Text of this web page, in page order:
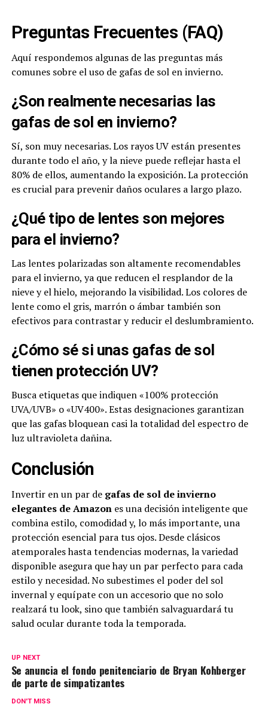
Preguntas Frecuentes (FAQ)
Aquí respondemos algunas de las preguntas más
comunes sobre el uso de gafas de sol en invierno.
¿Son realmente necesarias las
gafas de sol en invierno?
Sí, son muy necesarias. Los rayos UV están presentes
durante todo el año, y la nieve puede reflejar hasta el
80% de ellos, aumentando la exposición. La protección
es crucial para prevenir daños oculares a largo plazo.
¿Qué tipo de lentes son mejores
para el invierno?
Las lentes polarizadas son altamente recomendables
para el invierno, ya que reducen el resplandor de la
nieve y el hielo, mejorando la visibilidad. Los colores de
lente como el gris, marrón o ámbar también son
efectivos para contrastar y reducir el deslumbramiento.
¿Cómo sé si unas gafas de sol
tienen protección UV?
Busca etiquetas que indiquen «100% protección
UVA/UVB» o «UV400». Estas designaciones garantizan
que las gafas bloquean casi la totalidad del espectro de
luz ultravioleta dañina.
Conclusión
Invertir en un par de gafas de sol de invierno
elegantes de Amazones una decisión inteligente que
combina estilo, comodidad y, lo más importante, una
protección esencial para tus ojos. Desde clásicos
atemporales hasta tendencias modernas, la variedad
disponible asegura que hay un par perfecto para cada
estilo y necesidad. No subestimes el poder del sol
invernal y equípate con un accesorio que no solo
realzará tu look, sino que también salvaguardará tu
salud ocular durante toda la temporada.
UP NEXT
Se anuncia el fondo penitenciario de Bryan Kohberger
de parte de simpatizantes
DON'T MISS